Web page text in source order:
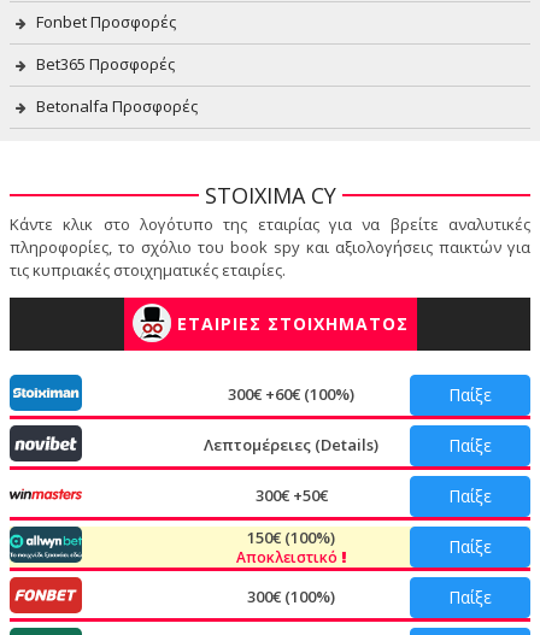
Fonbet Προσφορές
Bet365 Προσφορές
Betonalfa Προσφορές
STOIXIMA CY
Κάντε κλικ στο λογότυπο της εταιρίας για να βρείτε αναλυτικές
πληροφορίες, το σχόλιο του book spy και αξιολογήσεις παικτών για
τις κυπριακές στοιχηματικές εταιρίες.
ΕΤΑΙΡΙΕΣ ΣΤΟΙΧΗΜΑΤΟΣ
300€ +60€ (100%) Παίξε
Λεπτομέρειες (Details) Παίξε
300€ +50€ Παίξε
150€ (100%)
Αποκλειστικό Παίξε
300€ (100%) Παίξε